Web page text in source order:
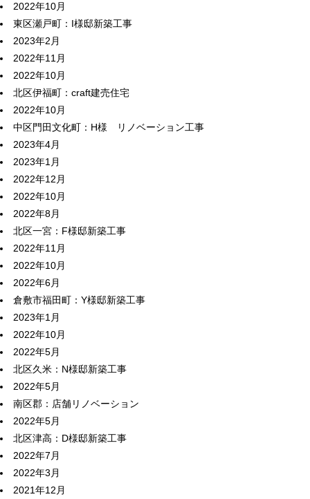
2022年10月
東区瀬戸町：I様邸新築工事
2023年2月
2022年11月
2022年10月
北区伊福町：craft建売住宅
2022年10月
中区門田文化町：H様 リノベーション工事
2023年4月
2023年1月
2022年12月
2022年10月
2022年8月
北区一宮：F様邸新築工事
2022年11月
2022年10月
2022年6月
倉敷市福田町：Y様邸新築工事
2023年1月
2022年10月
2022年5月
北区久米：N様邸新築工事
2022年5月
南区郡：店舗リノベーション
2022年5月
北区津高：D様邸新築工事
2022年7月
2022年3月
2021年12月